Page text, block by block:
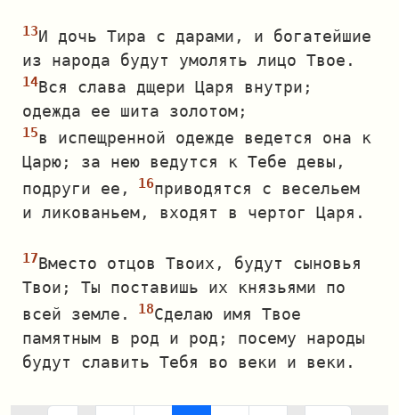
И дочь Тира с дарами, и богатейшие
из народа будут умолять лицо Твое.
Вся слава дщери Царя внутри;
одежда ее шита золотом;
в испещренной одежде ведется она к
Царю; за нею ведутся к Тебе девы,
подруги ее,
приводятся с весельем
и ликованьем, входят в чертог Царя.
Вместо отцов Твоих, будут сыновья
Твои; Ты поставишь их князьями по
всей земле.
Сделаю имя Твое
памятным в род и род; посему народы
будут славить Тебя во веки и веки.